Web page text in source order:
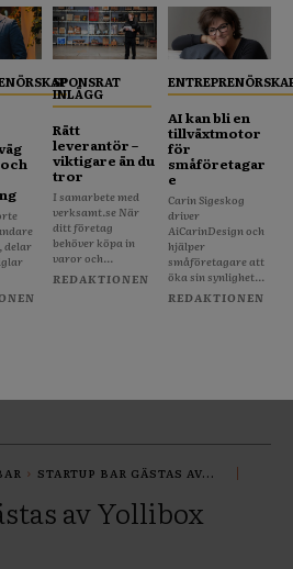
delar
SPONSRAT
INLÄGG
Rätt
leverantör –
viktigare än du
tror
I samarbete med
verksamt.se När
ditt företag
behöver köpa in
varor och...
REDAKTIONEN
AI kan bli en
tillväxtmotor
för
småföretagar
e
Carin Sigeskog
driver
AiCarinDesign och
hjälper
småföretagare att
öka sin synlighet...
REDAKTIONEN